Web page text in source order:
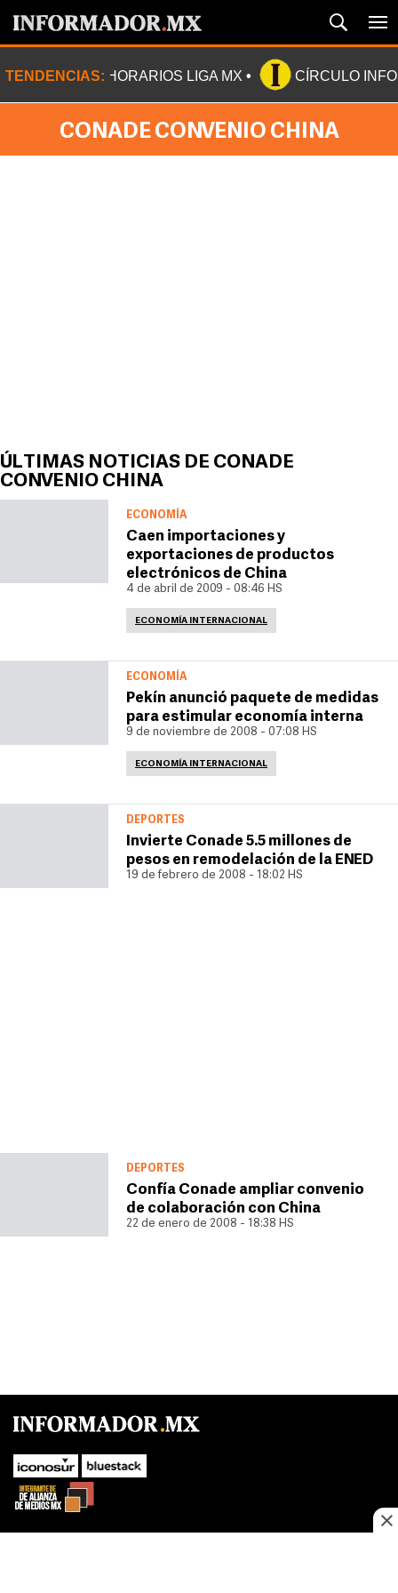
TENDENCIAS: HORARIOS LIGA MX CÍRCULO
CONADE CONVENIO CHINA
ÚLTIMAS NOTICIAS DE CONADE
CONVENIO CHINA
ECONOMÍA
Caen importaciones y
exportaciones de productos
electrónicos de China
4 de abril de 2009 - 08:46 HS
ECONOMÍA INTERNACIONAL
ECONOMÍA
Pekín anunció paquete de medidas
para estimular economía interna
9 de noviembre de 2008 - 07:08 HS
ECONOMÍA INTERNACIONAL
DEPORTES
Invierte Conade 5.5 millones de
pesos en remodelación de la ENED
19 de febrero de 2008 - 18:02 HS
DEPORTES
Confía Conade ampliar convenio
de colaboración con China
22 de enero de 2008 - 18:38 HS